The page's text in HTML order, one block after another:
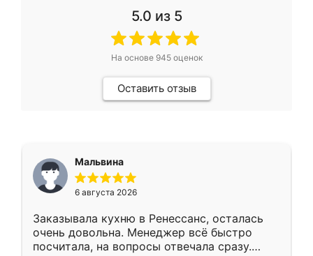
5.0 из 5
На основе 945оценок
Оставить отзыв
Мальвина
6 августа 2026
Заказывала кухню в Ренессанс, осталась
очень довольна. Менеджер всё быстро
посчитала, на вопросы отвечала сразу.